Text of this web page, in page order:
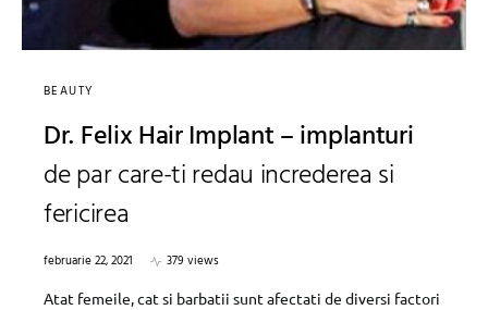
BEAUTY
Dr. Felix Hair Implant – implanturi
de par care-ti redau increderea si
fericirea
februarie 22, 2021
379 views
Atat femeile, cat si barbatii sunt afectati de diversi factori